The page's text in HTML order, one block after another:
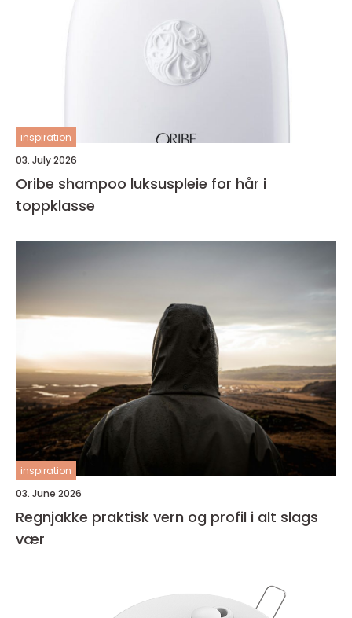
inspiration
03. July 2026
Oribe shampoo luksuspleie for hår i
toppklasse
inspiration
03. June 2026
Regnjakke praktisk vern og profil i alt slags
vær